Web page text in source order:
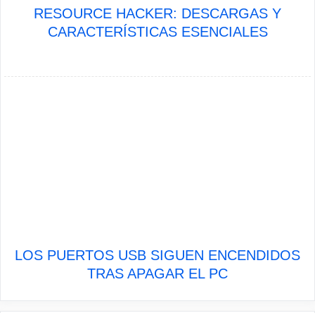
RESOURCE HACKER: DESCARGAS Y
CARACTERÍSTICAS ESENCIALES
LOS PUERTOS USB SIGUEN ENCENDIDOS
TRAS APAGAR EL PC